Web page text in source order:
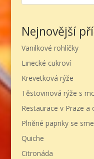
Nejnovější
Vanilkové rohlíčky
Linecké cukroví
Krevetková rýže
Těstovinová rýže s
Restaurace v Praze
Plněné papriky se
Quiche
Citronáda